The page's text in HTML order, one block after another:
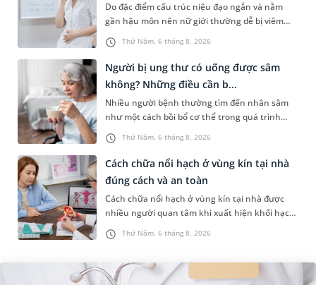
Thứ Năm, 6 tháng 8, 2026
Do đặc điểm cấu trúc niệu đạo ngắn và nằm
gần hậu môn nên nữ giới thường dễ bị viêm
đường tiết niệu hơn nam giới. Tùy theo nguyên
nhân, mức độ nhiễm trùng và...
Thứ Năm, 6 tháng 8, 2026
Người bị ung thư có uống được sâm
không? Những điều cần b...
Nhiều người bệnh thường tìm đến nhân sâm
như một cách bồi bổ cơ thể trong quá trình
điều trị ung thư. Tuy nhiên, câu hỏi người bị
ung thư có uống được sâm kh...
Thứ Năm, 6 tháng 8, 2026
Cách chữa nổi hạch ở vùng kín tại nhà
đúng cách và an toàn
Cách chữa nổi hạch ở vùng kín tại nhà được
nhiều người quan tâm khi xuất hiện khối hạch
nhỏ ở vùng bẹn hoặc cơ quan sinh dục. Nếu
hạch mới xuất hiện, kích th...